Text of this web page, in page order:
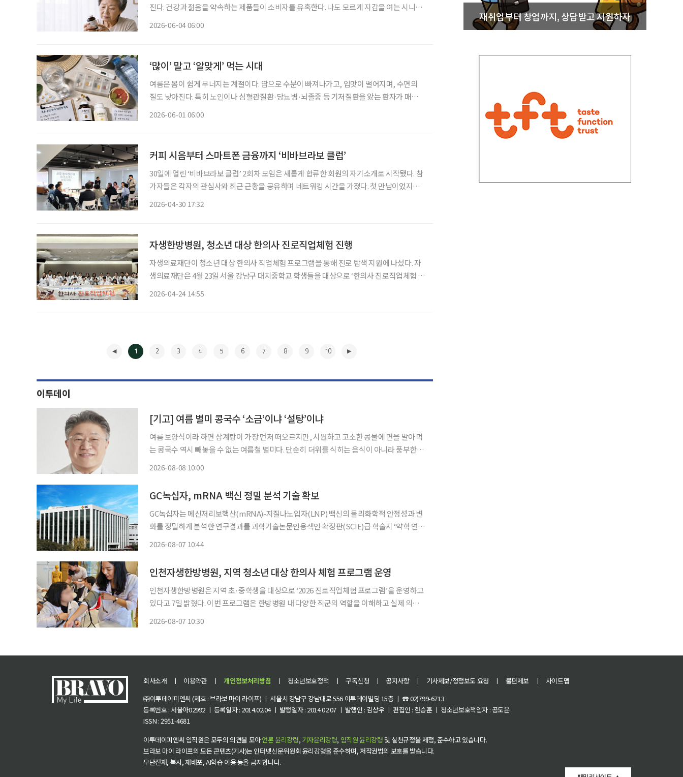
진다. 건강과 젊음을 약속하는 제품들이 소비자를 유혹한다. 나도 모르게 지갑을 여는 시니어
2026-06-04 06:00
‘많이’ 말고 ‘알맞게’ 먹는 시대
여름은 몸이 쉽게 무너지는 계절이다. 땀으로 수분이 빠져나가고, 입맛이 떨어지며, 수면의
질도 낮아진다. 특히 노인이나 심혈관질환·당뇨병·뇌졸중 등 기저질환을 앓는 환자가 매일
2026-06-01 06:00
커피 시음부터 스마트폰 금융까지 ‘비바브라보 클럽’
30일에 열린 ‘비바브라보 클럽’ 2회차 모임은 새롭게 합류한 회원의 자기소개로 시작됐다. 참
가자들은 각자의 관심사와 최근 근황을 공유하며 네트워킹 시간을 가졌다. 첫 만남이었지만
2026-04-30 17:32
자생한방병원, 청소년 대상 한의사 진로직업체험 진행
자생의료재단이 청소년 대상 한의사 직업체험 프로그램을 통해 진로 탐색 지원에 나섰다. 자
생의료재단은 4월 23일 서울 강남구 대치중학교 학생들을 대상으로 ‘한의사 진로직업체험 프
2026-04-24 14:55
1 2 3 4 5 6 7 8 9 10
이투데이
[기고] 여름 별미 콩국수 ‘소금’이냐 ‘설탕’이냐
여름 보양식이라 하면 삼계탕이 가장 먼저 떠오르지만, 시원하고 고소한 콩물에 면을 말아 먹
는 콩국수 역시 빼놓을 수 없는 여름철 별미다. 단순히 더위를 식히는 음식이 아니라 풍부한 영
2026-08-08 10:00
GC녹십자, mRNA 백신 정밀 분석 기술 확보
GC녹십자는 메신저리보핵산(mRNA)-지질나노입자(LNP) 백신의 물리화학적 안정성과 변
화를 정밀하게 분석한 연구결과를 과학기술논문인용색인 확장판(SCIE)급 학술지 ‘약학 연구
2026-08-07 10:44
인천자생한방병원, 지역 청소년 대상 한의사 체험 프로그램 운영
인천자생한방병원은 지역 초·중학생을 대상으로 ‘2026 진로직업체험 프로그램’을 운영하고
있다고 7일 밝혔다. 이번 프로그램은 한방병원 내 다양한 직군의 역할을 이해하고 실제 의료
2026-08-07 10:30
재취업부터 창업까지, 상담받고 지원하자
회사소개 ㅣ 이용약관 ㅣ 개인정보처리방침 ㅣ 청소년보호정책 ㅣ 구독신청 ㅣ 공지사항 ㅣ 기사제보/정정보도 요청 ㅣ 불편제보 ㅣ
사이트맵
㈜이투데이피엔씨 (제호 : 브라보 마이 라이프) ㅣ 서울시 강남구 강남대로 556 이투데이빌딩 15층 ㅣ ☎ 02)799-6713
등록번호 : 서울아02992 ㅣ 등록일자 : 2014.02.04 ㅣ 발행일자 : 2014.02.07 ㅣ 발행인 : 김상우 ㅣ 편집인 : 한승훈 ㅣ 청소년보호책임자 : 공도윤
ISSN : 2951-4681
이투데이피엔씨 임직원은 모두의 의견을 모아언론 윤리강령, 기자윤리강령, 임직원 윤리강령 및 실천규정을 제정, 준수하고 있습니다.
브라보 마이 라이프의 모든 콘텐츠(기사)는 인터넷신문위원회 윤리강령을 준수하며, 저작권법의 보호를 받습니다.
무단전재, 복사, 재배포, AI학습 이용 등을 금지합니다.